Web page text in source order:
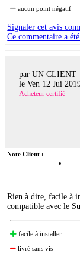
aucun point négatif
Signaler cet avis
Ce commentaire a
par UN CLIENT
le Ven 12 Jui
Acheteur certifié
Note Client :
Rien à dire, facile à
compatible avec le
facile à installer
livré sans vis